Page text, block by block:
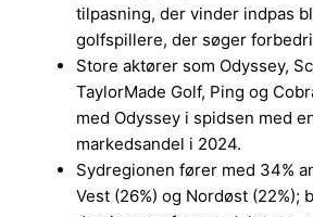
tilpasning, der vinder indpas
golfspillere, der søger
Store aktører som Odyssey,
TaylorMade Golf, Ping og
med Odyssey i spidsen med
markedsandel i 2024.
Sydregionen fører med 34%
Vest (26%) og Nordøst (22%);